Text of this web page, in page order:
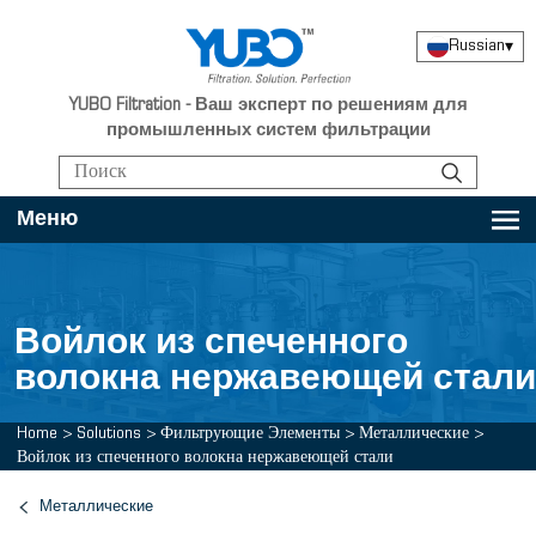
YUBO Filtration - Ваш эксперт по решениям для
промышленных систем фильтрации
Russian▾
Меню
Войлок из спеченного
волокна нержавеющей стали
Home > Solutions > Фильтрующие Элементы > Металлические >
Войлок из спеченного волокна нержавеющей стали
Металлические